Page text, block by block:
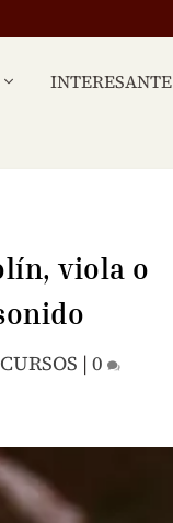
INTERESANTE
viola o
CURSOS |0